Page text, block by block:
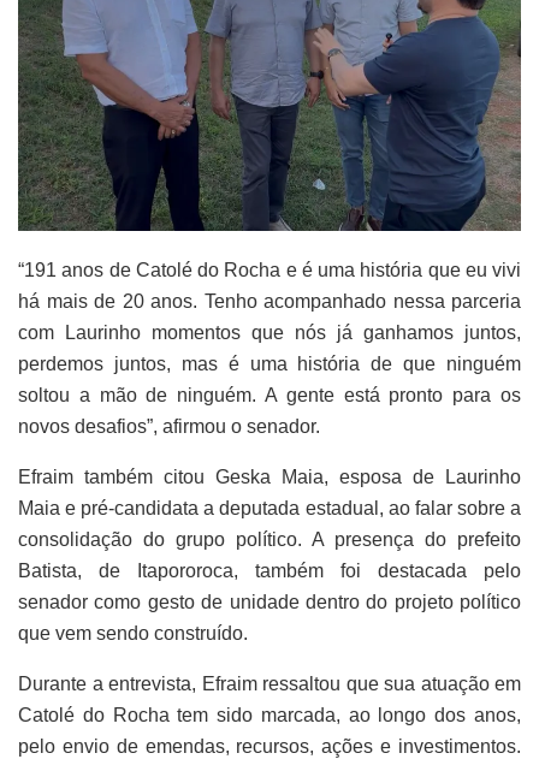
“191 anos de Catolé do Rocha e é uma história que eu vivi
há mais de 20 anos. Tenho acompanhado nessa parceria
com Laurinho momentos que nós já ganhamos juntos,
perdemos juntos, mas é uma história de que ninguém
soltou a mão de ninguém. A gente está pronto para os
novos desafios”, afirmou o senador.
Efraim também citou Geska Maia, esposa de Laurinho
Maia e pré-candidata a deputada estadual, ao falar sobre a
consolidação do grupo político. A presença do prefeito
Batista, de Itapororoca, também foi destacada pelo
senador como gesto de unidade dentro do projeto político
que vem sendo construído.
Durante a entrevista, Efraim ressaltou que sua atuação em
Catolé do Rocha tem sido marcada, ao longo dos anos,
pelo envio de emendas, recursos, ações e investimentos.